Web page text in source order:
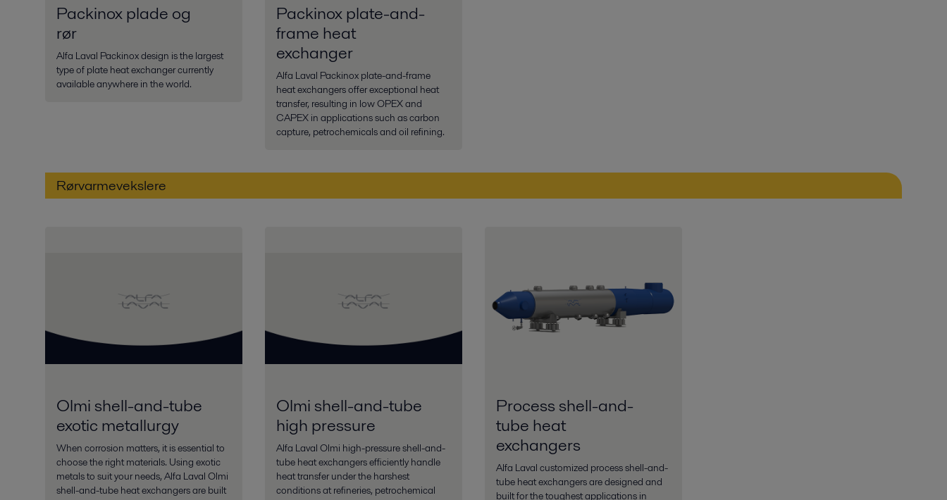
Packinox plade og
rør
Alfa Laval Packinox design is the largest
type of plate heat exchanger currently
available anywhere in the world.
Packinox plate-and-
frame heat
exchanger
Alfa Laval Packinox plate-and-frame
heat exchangers offer exceptional heat
transfer, resulting in low OPEX and
CAPEX in applications such as carbon
capture, petrochemicals and oil refining.
Rørvarmevekslere
Olmi shell-and-tube
exotic metallurgy
When corrosion matters, it is essential to
choose the right materials. Using exotic
metals to suit your needs, Alfa Laval Olmi
shell-and-tube heat exchangers are built
Olmi shell-and-tube
high pressure
Alfa Laval Olmi high-pressure shell-and-
tube heat exchangers efficiently handle
heat transfer under the harshest
conditions at refineries, petrochemical
Process shell-and-
tube heat
exchangers
Alfa Laval customized process shell-and-
tube heat exchangers are designed and
built for the toughest applications in